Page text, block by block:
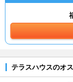
テラスハウスのオ